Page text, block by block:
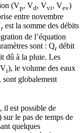
(Vp, Vd, Vvi, Vev)
entre novembre
rest la somme des débits
de l’équation
sont : Qrdébit
dû à la pluie. Les
i), le volume des eaux
sont globalement
il est possible de
le pas de temps de
quelques